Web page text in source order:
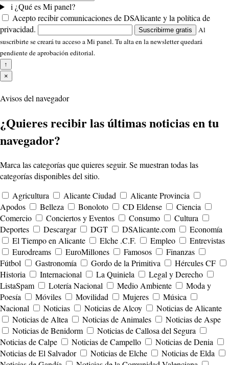
i ¿Qué es Mi panel?
Acepto recibir comunicaciones de DSAlicante y la política de
privacidad.
Suscribirme gratis
Al
suscribirte se creará tu acceso a Mi panel. Tu alta en la newsletter quedará
pendiente de aprobación editorial.
↑
×
Avisos del navegador
¿Quieres recibir las últimas noticias en tu
navegador?
Marca las categorías que quieres seguir. Se muestran todas las
categorías disponibles del sitio.
Agricultura
Alicante Ciudad
Alicante Provincia
Apodos
Belleza Bonoloto CD Eldense
Ciencia
Comercio
Conciertos y Eventos Consumo
Cultura
Deportes
Descargar DGT DSAlicante.com
Economía
El Tiempo en Alicante
Elche .C.F. Empleo
Entrevistas
Eurodreams
EuroMillones Famosos
Finanzas
Fútbol
Gastronomía Gordo de la Primitiva
Hércules CF
Historia
Internacional La Quiniela
Legal y Derecho
ListaSpam
Lotería Nacional Medio Ambiente
Moda y
Poesía
Móviles Movilidad Mujeres
Música
Nacional
Noticias Noticias de Alcoy
Noticias de Alicante
Noticias de Altea
Noticias de Animales
Noticias de Aspe
Noticias de Benidorm
Noticias de Callosa del Segura
Noticias de Calpe
Noticias de Campello
Noticias de Denia
Noticias de El Salvador
Noticias de Elche
Noticias de Elda